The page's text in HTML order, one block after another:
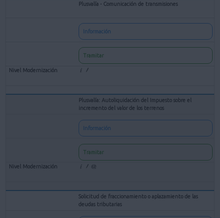
Plusvalía - Comunicación de transmisiones
Información
Tramitar
Plusvalía: Autoliquidación del Impuesto sobre el
incremento del valor de los terrenos
Información
Tramitar
Solicitud de fraccionamiento o aplazamiento de las
deudas tributarias